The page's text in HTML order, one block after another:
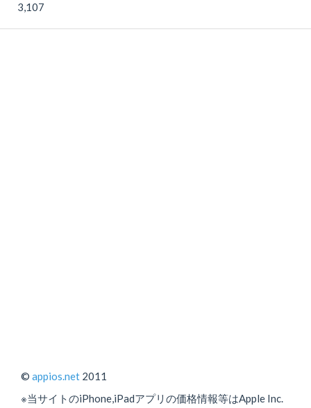
3,107
© appios.net 2011
※当サイトのiPhone,iPadアプリの価格情報等はApple Inc.